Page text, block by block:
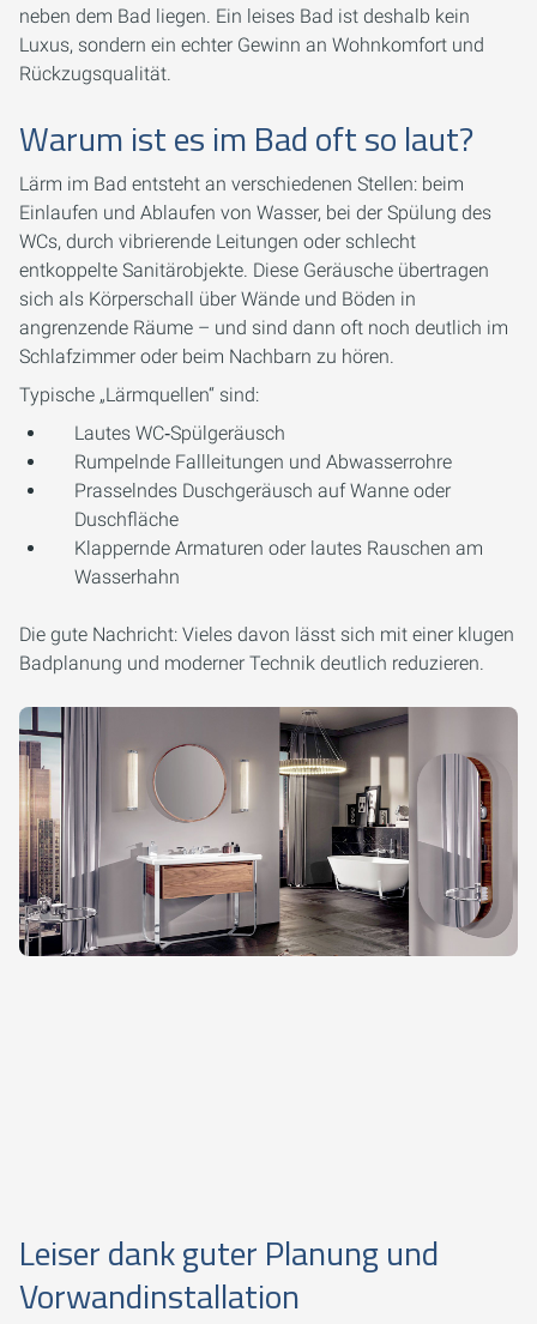
neben dem Bad liegen. Ein leises Bad ist deshalb kein
Luxus, sondern ein echter Gewinn an Wohnkomfort und
Rückzugsqualität.
Warum ist es im Bad oft so laut?
Lärm im Bad entsteht an verschiedenen Stellen: beim
Einlaufen und Ablaufen von Wasser, bei der Spülung des
WCs, durch vibrierende Leitungen oder schlecht
entkoppelte Sanitärobjekte. Diese Geräusche übertragen
sich als Körperschall über Wände und Böden in
angrenzende Räume – und sind dann oft noch deutlich im
Schlafzimmer oder beim Nachbarn zu hören.
Typische „Lärmquellen“ sind:
Lautes WC‑Spülgeräusch
Rumpelnde Fallleitungen und Abwasserrohre
Prasselndes Duschgeräusch auf Wanne oder
Duschfläche
Klappernde Armaturen oder lautes Rauschen am
Wasserhahn
Die gute Nachricht: Vieles davon lässt sich mit einer klugen
Badplanung und moderner Technik deutlich reduzieren.
Leiser dank guter Planung und
Vorwandinstallation